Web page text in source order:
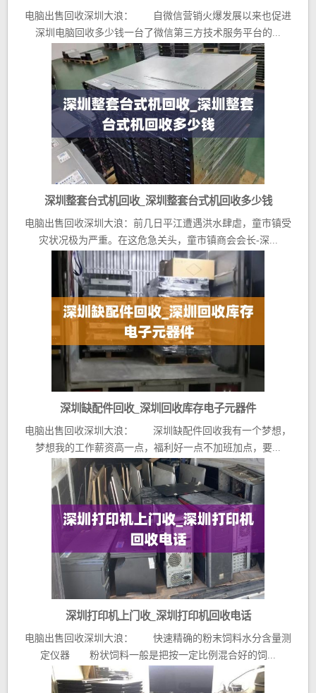
电脑出售回收深圳大浪： 自微信营销火爆发展以来也促进
深圳电脑回收多少钱一台了微信第三方技术服务平台的...
深圳整套台式机回收_深圳整套台式机回收多少钱
电脑出售回收深圳大浪：前几日平江遭遇洪水肆虐，童市镇受
灾状况极为严重。在这危急关头，童市镇商会会长-深...
深圳缺配件回收_深圳回收库存电子元器件
电脑出售回收深圳大浪： 深圳缺配件回收我有一个梦想，
梦想我的工作薪资高一点，福利好一点不加班加点，要...
深圳打印机上门收_深圳打印机回收电话
电脑出售回收深圳大浪： 快速精确的粉末饲料水分含量测
定仪器 粉状饲料一般是把按一定比例混合好的饲...